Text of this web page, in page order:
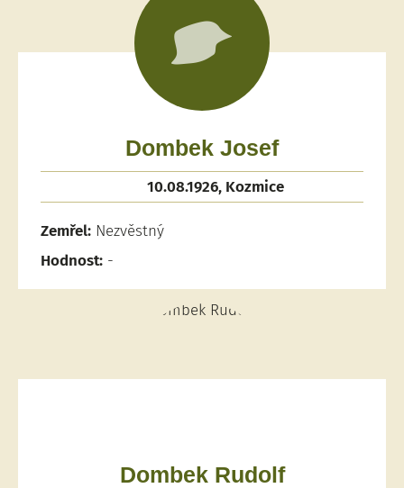
Dombek Josef
10.08.1926, Kozmice
Zemřel: Nezvěstný
Hodnost: -
Dombek Rudolf